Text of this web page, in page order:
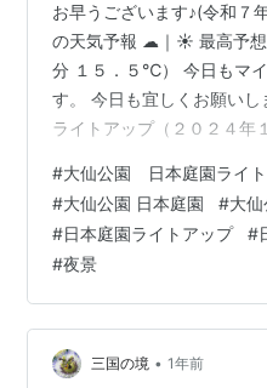
お早うございます♪(令和７
の天気予報 ☁｜☀ 最高予
分 １５．５℃） 今日もマ
す。 今日も宜しくお願い
ライトアップ（２０２４年
#大仙公園 日本庭園ライ
#大仙公園 日本庭園 #大
#日本庭園ライトアップ #
#夜景
三国の境 • 1年前